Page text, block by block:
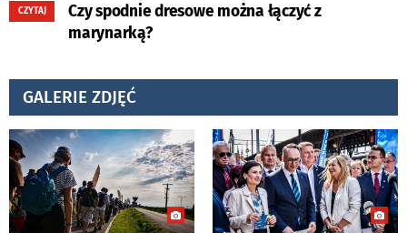
CZYTAJ
Czy spodnie dresowe można łączyć z
marynarką?
GALERIE ZDJĘĆ